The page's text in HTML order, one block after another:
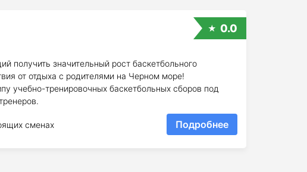
получить значительный рост баскетбольного
от отдыха с родителями на Черном море!
учебно-тренировочных баскетбольных сборов под
сменах Подробнее
0.0